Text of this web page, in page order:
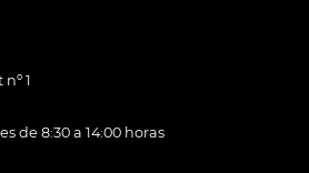
1
de 8:30 a 14:00 horas